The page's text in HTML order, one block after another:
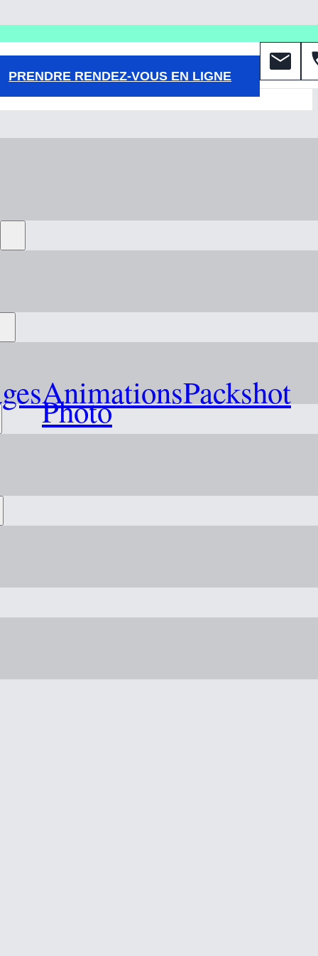
PRENDRE RENDEZ-VOUS EN LIGNE
Animations
Photo Packshot